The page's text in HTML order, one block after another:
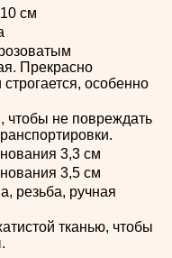
см
Прекрасно
особенно
чтобы не повреждать
3,3 см
3,5 см
резьба, ручная
тканью, чтобы